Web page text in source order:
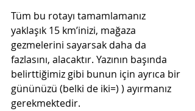
Tüm bu rotayı tamamlamanız
yaklaşık 15 km’inizi, mağaza
gezmelerini sayarsak daha da
fazlasını, alacaktır. Yazının başında
belirttiğimiz gibi bunun için ayrıca bir
gününüzü (belki de iki=) ) ayırmanız
gerekmektedir.